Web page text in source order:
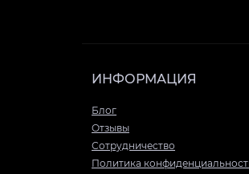
ИНФОРМАЦИЯ
Блог
Отзывы
Сотрудничество
Политика